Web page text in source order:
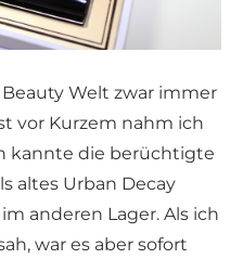
Welt zwar immer
vor Kurzem nahm ich
kannte die berüchtigte
altes Urban Decay
anderen Lager. Als ich
war es aber sofort